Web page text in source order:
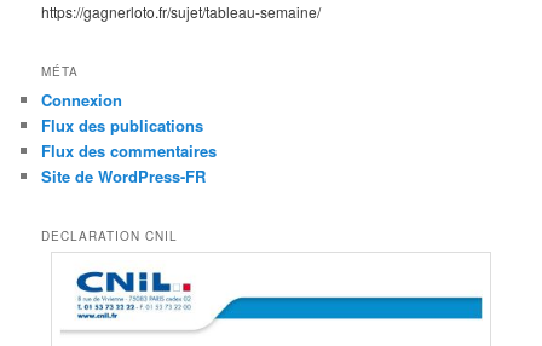
https://gagnerloto.fr/sujet/tableau-semaine/
MÉTA
Connexion
Flux des publications
Flux des commentaires
Site de WordPress-FR
DECLARATION CNIL